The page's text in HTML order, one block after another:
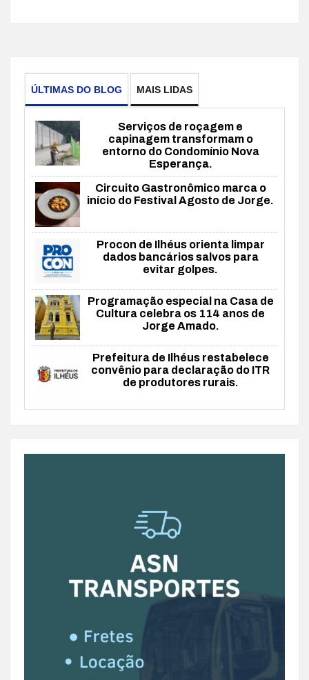
ÚLTIMAS DO BLOG MAIS LIDAS
Serviços de roçagem e
capinagem transformam o
entorno do Condomínio Nova
Esperança.
Circuito Gastronômico marca o
início do Festival Agosto de Jorge.
Procon de Ilhéus orienta limpar
dados bancários salvos para
evitar golpes.
Programação especial na Casa de
Cultura celebra os 114 anos de
Jorge Amado.
Prefeitura de Ilhéus restabelece
convênio para declaração do ITR
de produtores rurais.